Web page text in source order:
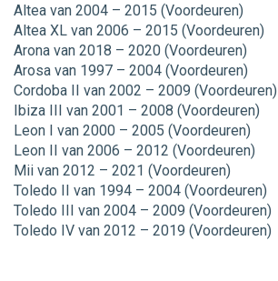
Altea van 2004 – 2015 (Voordeuren)
Altea XL van 2006 – 2015 (Voordeuren)
Arona van 2018 – 2020 (Voordeuren)
Arosa van 1997 – 2004 (Voordeuren)
Cordoba II van 2002 – 2009 (Voordeuren)
Ibiza III van 2001 – 2008 (Voordeuren)
Leon I van 2000 – 2005 (Voordeuren)
Leon II van 2006 – 2012 (Voordeuren)
Mii van 2012 – 2021 (Voordeuren)
Toledo II van 1994 – 2004 (Voordeuren)
Toledo III van 2004 – 2009 (Voordeuren)
Toledo IV van 2012 – 2019 (Voordeuren)